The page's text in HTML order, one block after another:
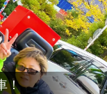
東京 秋葉原 #1
東京 澀谷
東京灣
大阪
！